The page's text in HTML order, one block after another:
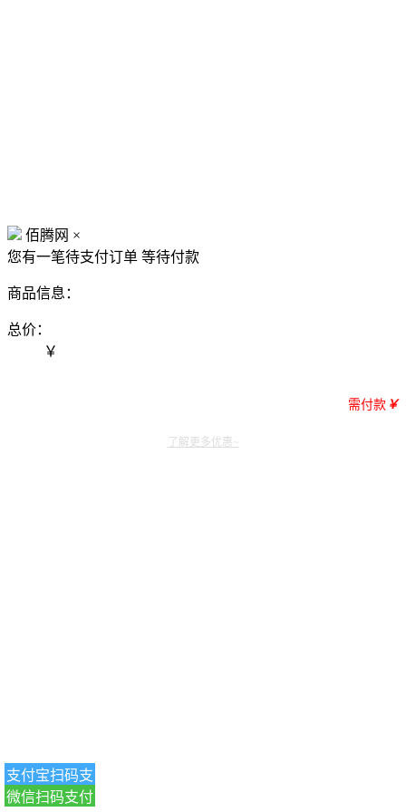
佰腾网 ×
您有一笔待支付订单 等待付款
商品信息：
总价：
￥
需付款 ￥
支付宝扫码支
付
微信扫码支付
了解更多优惠~